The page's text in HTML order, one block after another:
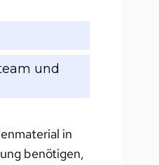
und
in
benötigen,